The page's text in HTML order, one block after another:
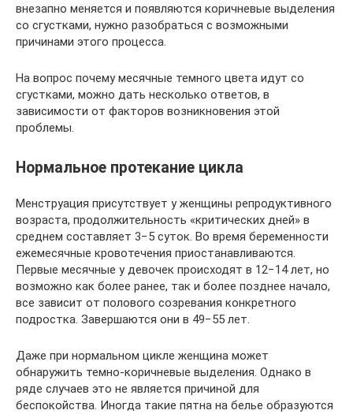
внезапно меняется и появляются коричневые выделения
со сгустками, нужно разобраться с возможными
причинами этого процесса.
На вопрос почему месячные темного цвета идут со
сгустками, можно дать несколько ответов, в
зависимости от факторов возникновения этой
проблемы.
Нормальное протекание цикла
Менструация присутствует у женщины репродуктивного
возраста, продолжительность «критических дней» в
среднем составляет 3−5 суток. Во время беременности
ежемесячные кровотечения приостанавливаются.
Первые месячные у девочек происходят в 12−14 лет, но
возможно как более ранее, так и более позднее начало,
все зависит от полового созревания конкретного
подростка. Завершаются они в 49−55 лет.
Даже при нормальном цикле женщина может
обнаружить темно-коричневые выделения. Однако в
ряде случаев это не является причиной для
беспокойства. Иногда такие пятна на белье образуются